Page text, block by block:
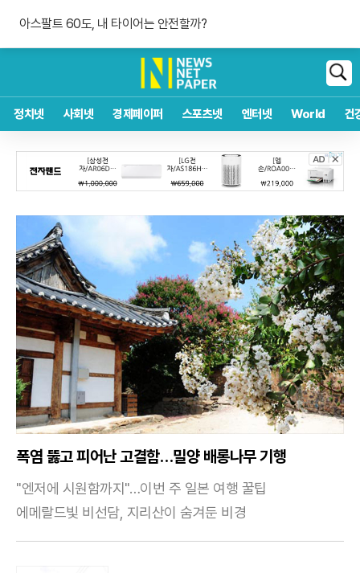
검
색
정치넷 사회넷 경제페이퍼 스포츠넷 엔터넷 World 건
아스널의 야심 무산, 비니시우스 재계약
아스팔트 60도, 내 타이어는 안전할까?
아스널의 야심 무산, 비니시우스 재계약
폭염 뚫고 피어난 고결함…밀양 배롱나무 기행
"엔저에 시원함까지"…이번 주 일본 여행 꿀팁
에메랄드빛 비선담, 지리산이 숨겨둔 비경